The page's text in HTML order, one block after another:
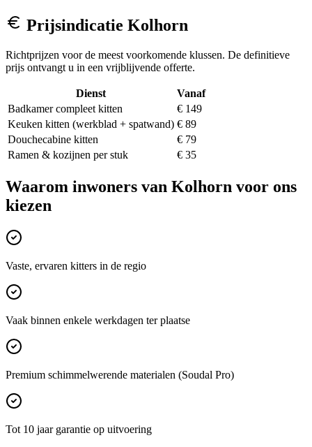
Prijsindicatie Kolhorn
Richtprijzen voor de meest voorkomende klussen. De definitieve
prijs ontvangt u in een vrijblijvende offerte.
Dienst
Vanaf
Badkamer compleet kitten
€ 149
Keuken kitten (werkblad + spatwand) € 89
Douchecabine kitten
€ 79
Ramen & kozijnen per stuk
€ 35
Waarom inwoners van Kolhorn voor ons
kiezen
Vaste, ervaren kitters in de regio
Vaak binnen enkele werkdagen ter plaatse
Premium schimmelwerende materialen (Soudal Pro)
Tot 10 jaar garantie op uitvoering